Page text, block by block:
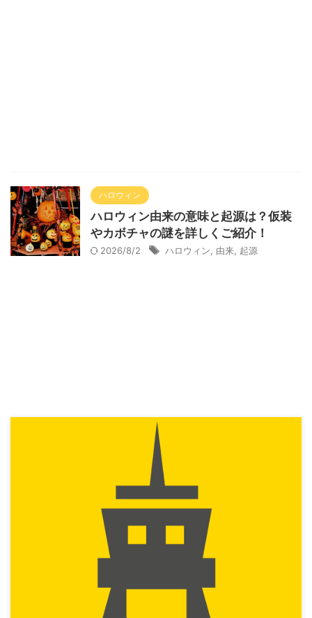
ハロウィン
ハロウィン由来の意味と起源は？仮装
やカボチャの謎を詳しくご紹介！
2026/8/2 ハロウィン 由来 起源